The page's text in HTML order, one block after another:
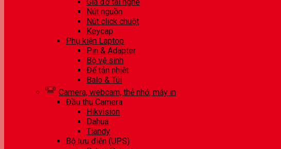
Nút nguồn
Nút click chuột
Keycap
Phụ kiện Laptop
Pin & Adapter
Bộ vệ sinh
Đế tản nhiệt
Balo & Túi
Camera, webcam, thẻ nhớ, máy in
Đầu thu Camera
Hikvision
Dahua
Tiandy
Bộ lưu điện (UPS)